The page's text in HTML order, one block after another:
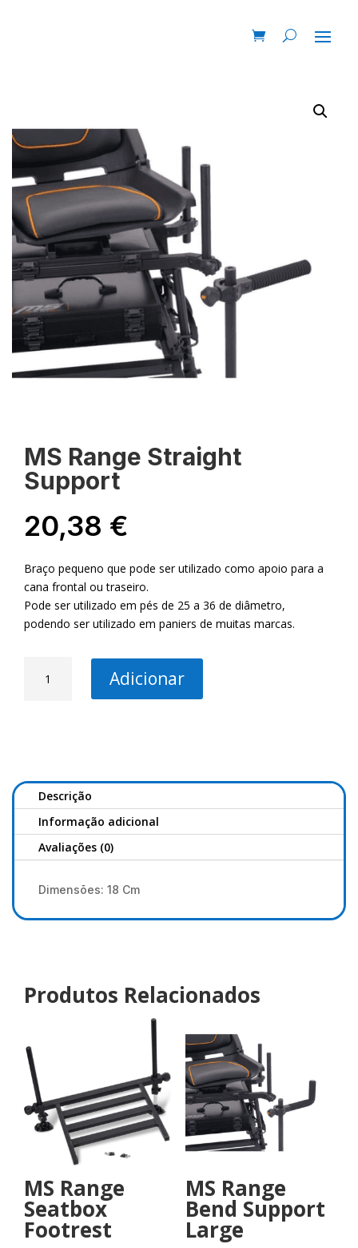
MS Range Straight
Support
20,38 €
Braço pequeno que pode ser utilizado como apoio para a
cana frontal ou traseiro.
Pode ser utilizado em pés de 25 a 36 de diâmetro,
podendo ser utilizado em paniers de muitas marcas.
Adicionar
Descrição
Informação adicional
Avaliações (0)
Dimensões: 18 Cm
Produtos Relacionados
MS Range
Seatbox
Footrest
MS Range
Bend Support
Large